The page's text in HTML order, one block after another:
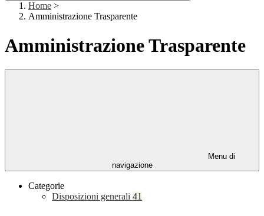
Home >
Amministrazione Trasparente
Amministrazione Trasparente
Menu di
navigazione
Categorie
Disposizioni generali 41